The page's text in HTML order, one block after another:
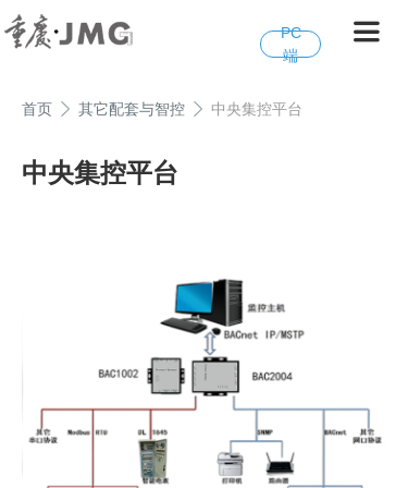
PC
端
首页 其它配套与智控 中央集控平台
中央集控平台